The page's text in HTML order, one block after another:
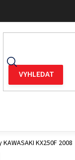
KX250F 2008